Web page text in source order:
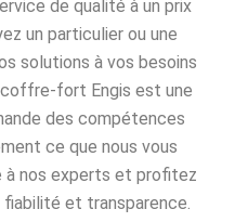
de qualité à un prix
un particulier ou une
solutions à vos besoins
fort Engis est une
des compétences
ce que nous vous
à nos experts et profitez
fiabilité et transparence.